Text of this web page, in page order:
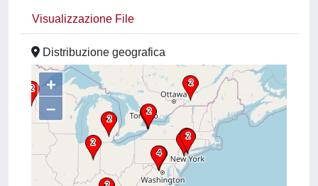
Visualizzazione File
Distribuzione geografica
+
–